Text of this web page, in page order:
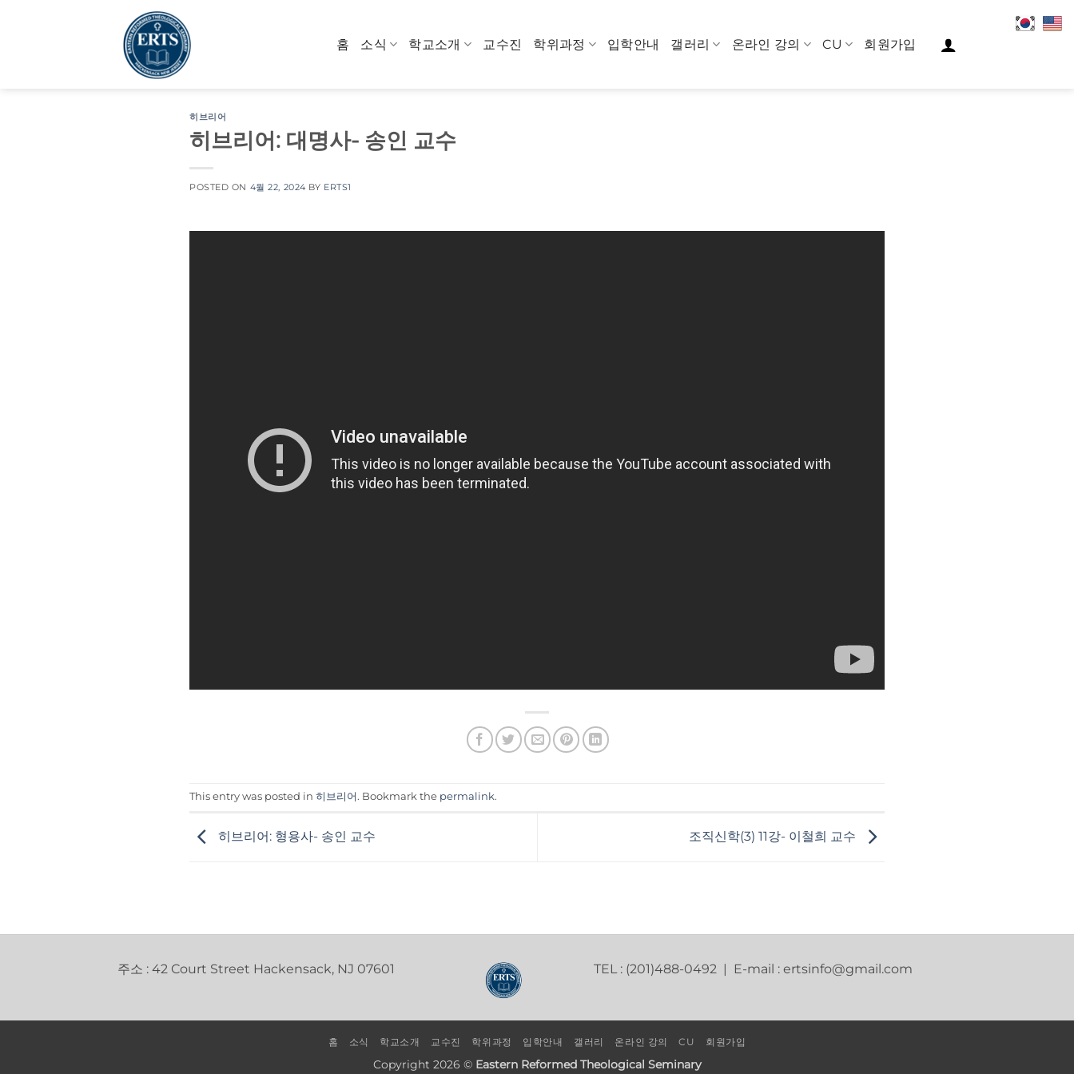
홈 소식 학교소개 교수진 학위과정 입학안내 갤러리 온라인 강의 CU 회원가입
히브리어
히브리어: 대명사- 송인 교수
POSTED ON 4월 22, 2024 BY ERTS1
This entry was posted in 히브리어 . Bookmark the permalink.
히브리어: 형용사- 송인 교수 조직신학(3) 11강- 이철희 교수
주소 : 42 Court Street Hackensack, NJ 07601 TEL : (201)488-0492 | E-mail : ertsinfo@gmail.com
홈 소식 학교소개 교수진 학위과정 입학안내 갤러리 온라인 강의 CU 회원가입
Copyright 2026 © Eastern Reformed Theological Seminary